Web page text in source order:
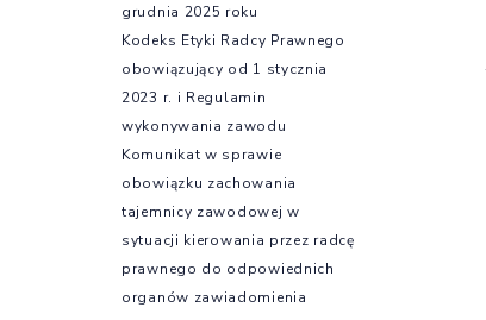
grudnia 2025 roku
Kodeks Etyki Radcy Prawnego
obowiązujący od 1 stycznia
2023 r. i Regulamin
wykonywania zawodu
Komunikat w sprawie
obowiązku zachowania
tajemnicy zawodowej w
sytuacji kierowania przez radcę
prawnego do odpowiednich
organów zawiadomienia